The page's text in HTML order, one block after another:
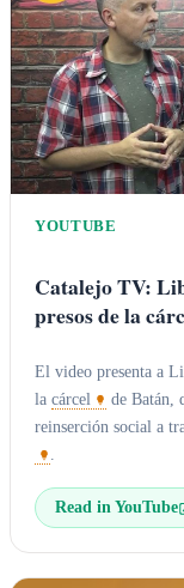
YOUTUBE
Catalejo TV:
presos de la
El video presenta a
la cárcel
de Batán,
reinserción social a
.
Read in YouTube